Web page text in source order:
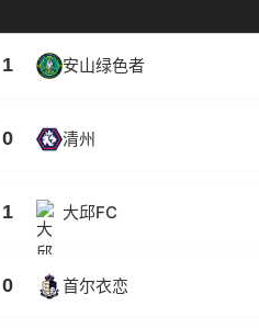
安山绿色者
清州
大邱FC
首尔衣恋